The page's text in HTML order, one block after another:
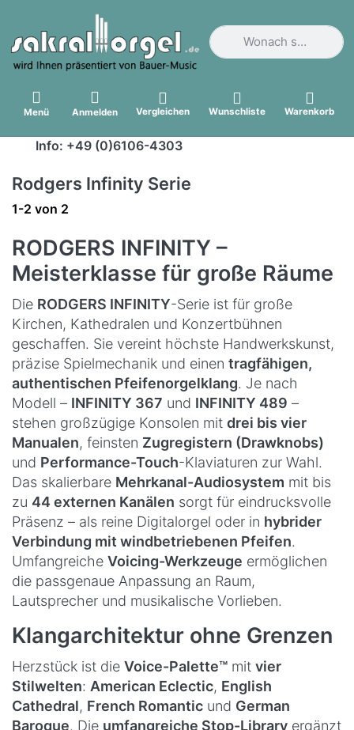
Geben Sie einen
Menü Anmelden Vergleichen Wunschliste Warenkorb
Info: +49 (0)6106-4303
Rodgers Infinity Serie
Suchergebnisse:
1-2 von 2
RODGERS INFINITY –
Meisterklasse für große Räume
Die RODGERS INFINITY-Serie ist für große
Kirchen, Kathedralen und Konzertbühnen
geschaffen. Sie vereint höchste Handwerkskunst,
präzise Spielmechanik und einen tragfähigen,
authentischen Pfeifenorgelklang. Je nach
Modell – INFINITY 367 und INFINITY 489 –
stehen großzügige Konsolen mit drei bis vier
Manualen, feinsten Zugregistern (Drawknobs)
und Performance-Touch-Klaviaturen zur Wahl.
Das skalierbare Mehrkanal-Audiosystem mit bis
zu 44 externen Kanälen sorgt für eindrucksvolle
Präsenz – als reine Digitalorgel oder in hybrider
Verbindung mit windbetriebenen Pfeifen.
Umfangreiche Voicing-Werkzeuge ermöglichen
die passgenaue Anpassung an Raum,
Lautsprecher und musikalische Vorlieben.
Klangarchitektur ohne Grenzen
Herzstück ist die Voice-Palette™ mit vier
Stilwelten: American Eclectic, English
Cathedral, French Romantic und German
Baroque. Die umfangreiche Stop-Library ergänzt